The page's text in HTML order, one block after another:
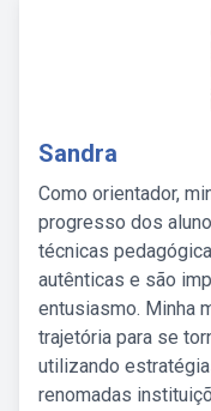
Sandra
Como orientador,
progresso dos
técnicas
autênticas e são
entusiasmo. Minha
trajetória para se
utilizando
renomadas